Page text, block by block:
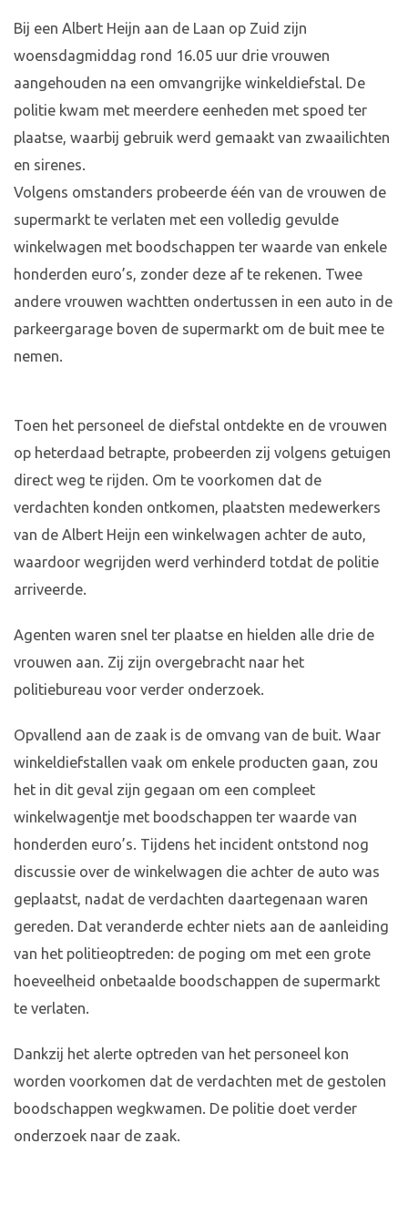
Bij een Albert Heijn aan de Laan op Zuid zijn
woensdagmiddag rond 16.05 uur drie vrouwen
aangehouden na een omvangrijke winkeldiefstal. De
politie kwam met meerdere eenheden met spoed ter
plaatse, waarbij gebruik werd gemaakt van zwaailichten
en sirenes.
Volgens omstanders probeerde één van de vrouwen de
supermarkt te verlaten met een volledig gevulde
winkelwagen met boodschappen ter waarde van enkele
honderden euro’s, zonder deze af te rekenen. Twee
andere vrouwen wachtten ondertussen in een auto in de
parkeergarage boven de supermarkt om de buit mee te
nemen.
Toen het personeel de diefstal ontdekte en de vrouwen
op heterdaad betrapte, probeerden zij volgens getuigen
direct weg te rijden. Om te voorkomen dat de
verdachten konden ontkomen, plaatsten medewerkers
van de Albert Heijn een winkelwagen achter de auto,
waardoor wegrijden werd verhinderd totdat de politie
arriveerde.
Agenten waren snel ter plaatse en hielden alle drie de
vrouwen aan. Zij zijn overgebracht naar het
politiebureau voor verder onderzoek.
Opvallend aan de zaak is de omvang van de buit. Waar
winkeldiefstallen vaak om enkele producten gaan, zou
het in dit geval zijn gegaan om een compleet
winkelwagentje met boodschappen ter waarde van
honderden euro’s. Tijdens het incident ontstond nog
discussie over de winkelwagen die achter de auto was
geplaatst, nadat de verdachten daartegenaan waren
gereden. Dat veranderde echter niets aan de aanleiding
van het politieoptreden: de poging om met een grote
hoeveelheid onbetaalde boodschappen de supermarkt
te verlaten.
Dankzij het alerte optreden van het personeel kon
worden voorkomen dat de verdachten met de gestolen
boodschappen wegkwamen. De politie doet verder
onderzoek naar de zaak.